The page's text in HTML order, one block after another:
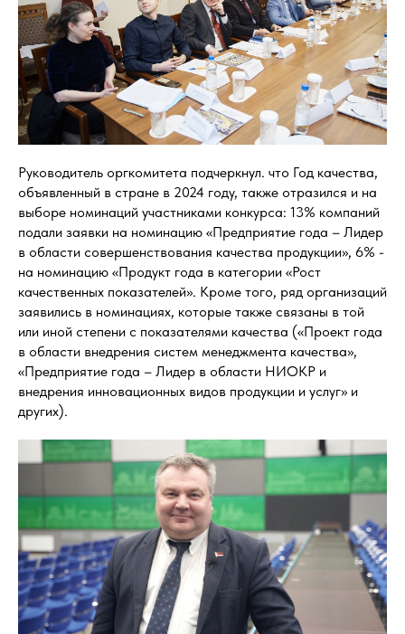
Руководитель оргкомитета подчеркнул. что Год качества,
объявленный в стране в 2024 году, также отразился и на
выборе номинаций участниками конкурса: 13% компаний
подали заявки на номинацию «Предприятие года – Лидер
в области совершенствования качества продукции», 6% -
на номинацию «Продукт года в категории «Рост
качественных показателей». Кроме того, ряд организаций
заявились в номинациях, которые также связаны в той
или иной степени с показателями качества («Проект года
в области внедрения систем менеджмента качества»,
«Предприятие года – Лидер в области НИОКР и
внедрения инновационных видов продукции и услуг» и
других).